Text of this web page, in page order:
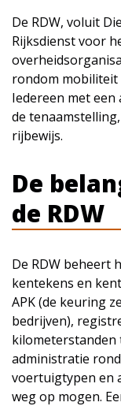
De RDW, voluit
Rijksdienst voor
rondom
Iedereen met een
de
rijbewijs.
De
de RDW
De RDW beheert
kentekens en
APK (de keuring
bedrijven),
kilometerstanden
administratie
voertuigtypen en
weg op mogen.